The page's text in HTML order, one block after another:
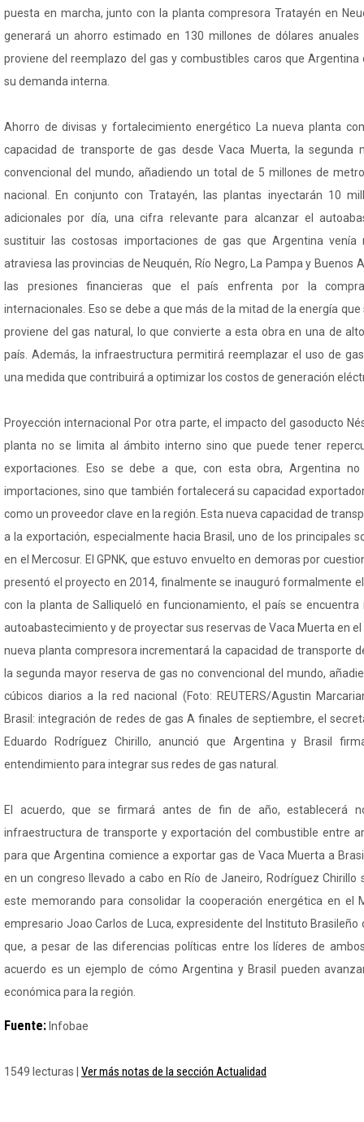
puesta en marcha, junto con la planta compresora Tratayén en
generará un ahorro estimado en 130 millones de dólares
proviene del reemplazo del gas y combustibles caros que
su demanda interna.
Ahorro de divisas y fortalecimiento energético La nueva planta
capacidad de transporte de gas desde Vaca Muerta, la segunda
convencional del mundo, añadiendo un total de 5 millones de
nacional. En conjunto con Tratayén, las plantas inyectarán 10
adicionales por día, una cifra relevante para alcanzar el
sustituir las costosas importaciones de gas que Argentina venía
atraviesa las provincias de Neuquén, Río Negro, La Pampa y Buenos
las presiones financieras que el país enfrenta por la
internacionales. Eso se debe a que más de la mitad de la energía
proviene del gas natural, lo que convierte a esta obra en una de
país. Además, la infraestructura permitirá reemplazar el uso de
una medida que contribuirá a optimizar los costos de generación
Proyección internacional Por otra parte, el impacto del gasoducto
planta no se limita al ámbito interno sino que puede tener
exportaciones. Eso se debe a que, con esta obra, Argentina
importaciones, sino que también fortalecerá su capacidad
como un proveedor clave en la región. Esta nueva capacidad de
a la exportación, especialmente hacia Brasil, uno de los principales
en el Mercosur. El GPNK, que estuvo envuelto en demoras por
presentó el proyecto en 2014, finalmente se inauguró formalmente
con la planta de Salliqueló en funcionamiento, el país se
autoabastecimiento y de proyectar sus reservas de Vaca Muerta en
nueva planta compresora incrementará la capacidad de transporte
la segunda mayor reserva de gas no convencional del mundo,
cúbicos diarios a la red nacional (Foto: REUTERS/Agustin
Brasil: integración de redes de gas A finales de septiembre, el
Eduardo Rodríguez Chirillo, anunció que Argentina y Brasil
entendimiento para integrar sus redes de gas natural.
El acuerdo, que se firmará antes de fin de año, establecerá
infraestructura de transporte y exportación del combustible entre
para que Argentina comience a exportar gas de Vaca Muerta a
en un congreso llevado a cabo en Río de Janeiro, Rodríguez Chirillo
este memorando para consolidar la cooperación energética en el
empresario Joao Carlos de Luca, expresidente del Instituto Brasileño
que, a pesar de las diferencias políticas entre los líderes de
acuerdo es un ejemplo de cómo Argentina y Brasil pueden
económica para la región.
Fuente: Infobae
1549 lecturas | Ver más notas de la sección Actualidad